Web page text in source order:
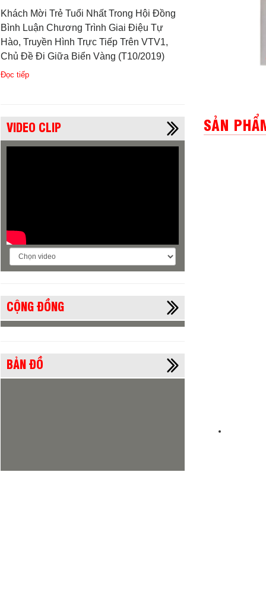
Khách Mời Trẻ Tuổi Nhất Trong Hội Đồng
Bình Luận Chương Trình Giai Điệu Tự
Hào, Truyền Hình Trực Tiếp Trên VTV1,
Chủ Đề Đi Giữa Biển Vàng (T10/2019)
Đọc tiếp
VIDEO CLIP
CỘNG ĐỒNG
BẢN ĐỒ
SẢN